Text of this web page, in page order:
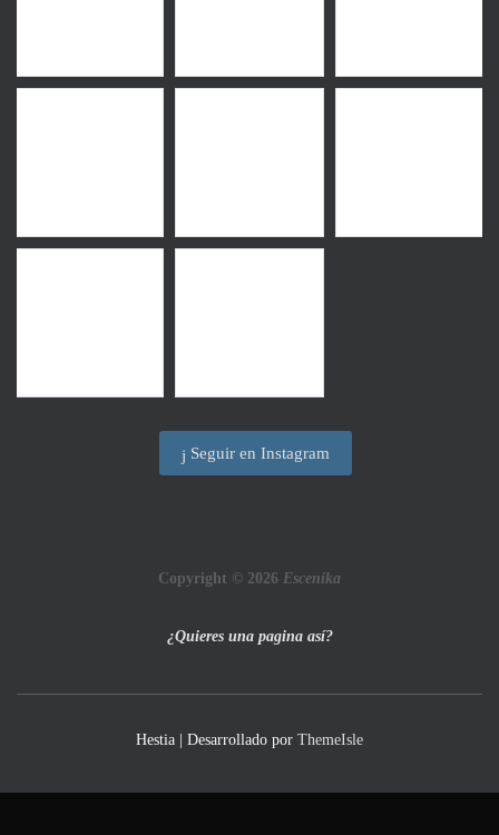
Seguir en Instagram
Copyright © 2026 Escenika
¿Quieres una pagina así?
Hestia | Desarrollado por ThemeIsle